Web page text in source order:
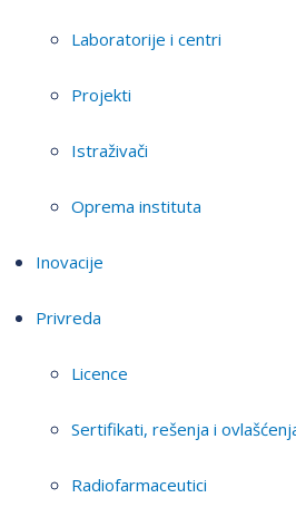
Laboratorije i centri
Projekti
Istraživači
Oprema instituta
Inovacije
Privreda
Licence
Sertifikati, rešenja i
Radiofarmaceutici